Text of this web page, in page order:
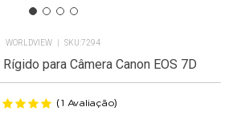
WORLDVIEW 7294
para Câmera Canon EOS 7D
(1 Avaliação)